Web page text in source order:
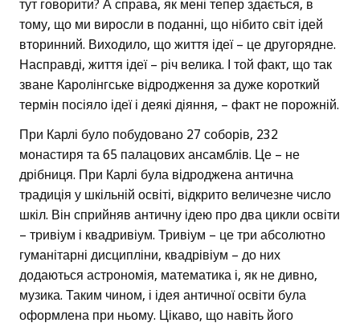
тут говорити? А справа, як мені тепер здається, в
тому, що ми виросли в поданні, що нібито світ ідей
вторинний. Виходило, що життя ідеї – це другорядне.
Насправді, життя ідеї – річ велика. І той факт, що так
зване Каролінгське відродження за дуже короткий
термін посіяло ідеї і деякі діяння, – факт не порожній.
При Карлі було побудовано 27 соборів, 232
монастиря та 65 палацових ансамблів. Це – не
дрібниця. При Карлі була відроджена антична
традиція у шкільній освіті, відкрито величезне число
шкіл. Він сприйняв античну ідею про два цикли освіти
– тривіум і квадривіум. Тривіум – це три абсолютно
гуманітарні дисципліни, квадрівіум – до них
додаються астрономія, математика і, як не дивно,
музика. Таким чином, і ідея античної освіти була
оформлена при ньому. Цікаво, що навіть його